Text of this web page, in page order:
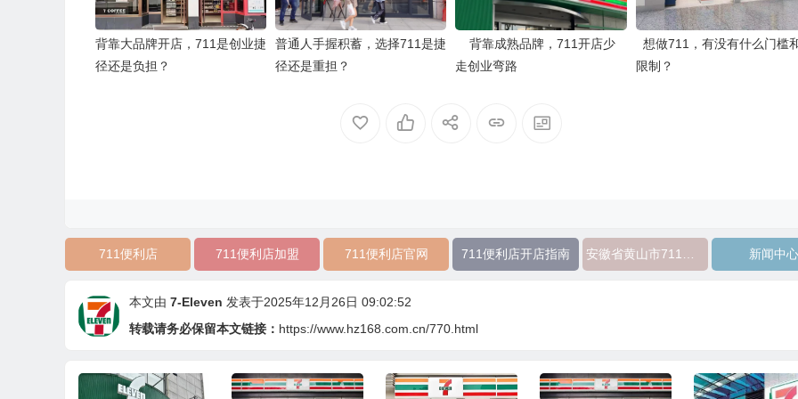
背靠大品牌开店，711是创业捷
径还是负担？
普通人手握积蓄，选择711是捷
径还是重担？
背靠成熟品牌，711开店少
走创业弯路
想做711，有没有什么门槛
限制？
711便利店 711便利店加盟 711便利店官网 711便利店开店指南 新闻中
本文由 7-Eleven 发表于2025年12月26日 09:02:52
转载请务必保留本文链接： https://www.hz168.com.cn/770.html